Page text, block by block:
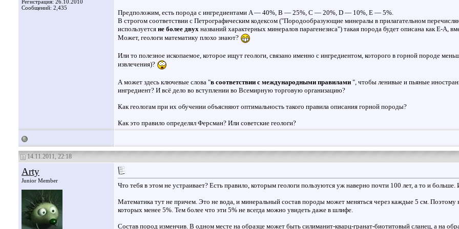
Регистрация: 26.10.2010
Сообщений: 2,435
Предположим, есть порода с ингредиентами A — 40%, B — 25%, C — 20%, D — 10%, E — 5%.
В строгом соответствии с Петрографическим кодексом ("Породообразующие минералы в прилагательном
используется не более двух названий характерных минералов парагенезиса") такая порода будет описана как Е-А,
Может, геологи математику плохо знают?
Или то полезное ископаемое, которое ищут геологи, связано именно с ингредиентом, которого в горной породе
извлечения)?
А может здесь ключевые слова "в соответствии с международными правилами ", чтобы ленивые и пьяные
ингредиент? И всё дело во вступлении во Всемирную торговую организацию?
Как геологам при их обучении объясняют оптимальность такого правила описания горной породы?
Как это правило определял Ферсман? Или советские геологи?
14.11.2011, 22:18
Arty
Junior Member
Что тебя в этом не устраивает? Есть правило, которым геологи пользуются уж наверно почти 100 лет, а то и больше.
Математика тут не причем. Это не вода, и минеральный состав породы может меняться через каждые 5 см.
которых менее 5%. Тем более что эти 5% не всегда можно увидеть даже в шлифе.
Состав пород изменчив. В одном месте на образце может быть силиманит-кварц-гранат-биотитовый сланец, а на